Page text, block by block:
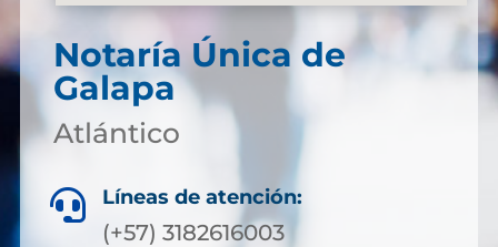
Notaría Única de
Galapa
Atlántico
 Líneas de atención:
(+57) 3182616003